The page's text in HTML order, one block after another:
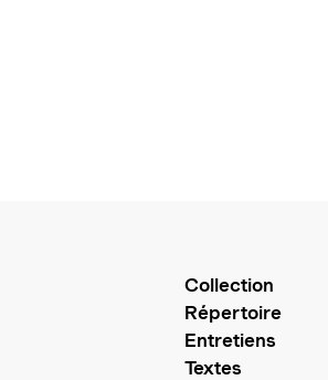
Collection
Répertoire
Entretiens
Textes